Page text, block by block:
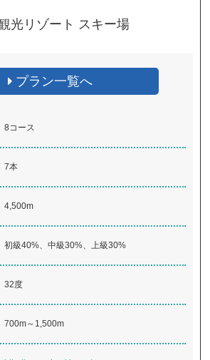
光リゾート スキー場
プラン一覧へ
8コース
7本
4,500m
初級40%、中級30%、上級30%
32度
700m～1,500m